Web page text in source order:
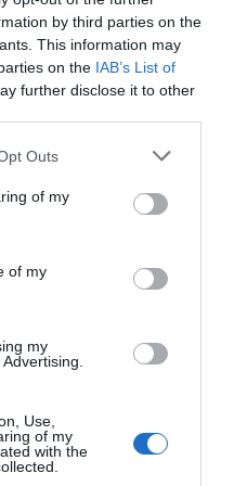
by third parties on the
This information may
on the IAB’s List of
further disclose it to other
Outs
of my
of my
my
Use,
of my
with the
la sesión del
20.057 puntos,
olvides de las gafas
agosto sólo